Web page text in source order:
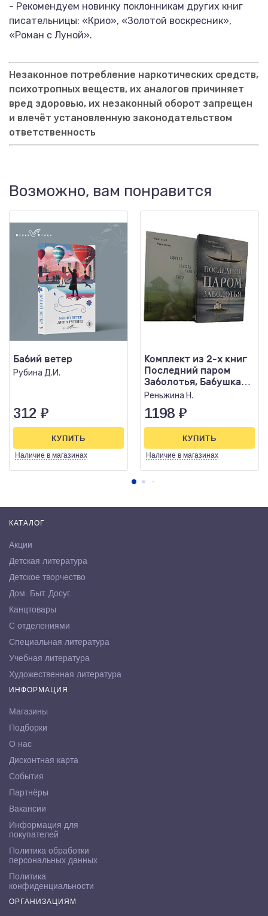
- Рекомендуем новинку поклонникам других книг
писательницы: «Крио», «Золотой воскресник»,
«Роман с Луной».
Незаконное потребление наркотических средств,
психотропных веществ, их аналогов причиняет
вред здоровью, их незаконный оборот запрещен
и влечёт установленную законодательством
ответственность
Возможно, вам понравится
Бабий ветер
Рубина Д.И.
312 ₽
Наличие в магазинах
КУПИТЬ
Комплект из 2-х книг
Последний паром
Заболотья, Бабушка
сказала сидеть тихо
Реньжина Н.
1198 ₽
Наличие в магазинах
КУПИТЬ
КАТАЛОГ
Акции
Детская литература
Детское творчество
Дом. Быт. Досуг.
Канцтовары
С отделениями
Специальная литература
Учебная литература
Художественная литература
ИНФОРМАЦИЯ
Магазины
Подборки
О нас
Дисконтная карта
События
Партнёры
Вакансии
Информация для
покупателей
Политика обработки
персональных данных
Политика
конфиденциальности
ОРГАНИЗАЦИЯМ